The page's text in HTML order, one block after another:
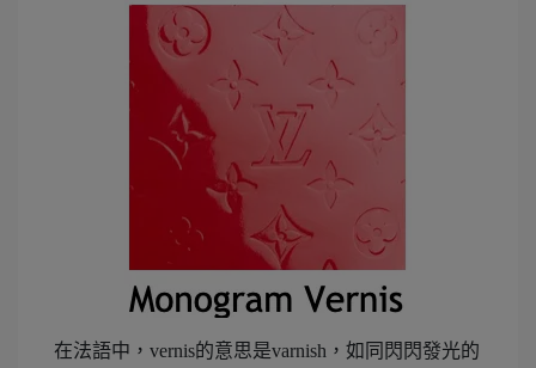
在法語中，vernis的意思是varnish，如同閃閃發光的